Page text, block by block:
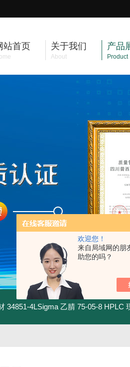
欢迎您！
来自局域网的朋
助您的吗？
站首页 关于我们
About
产品
Product
34851-4LSigma 乙腈 75-05-8 HPLC